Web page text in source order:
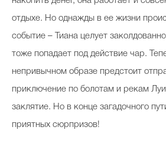
отдыхе. Но однажды в ее жизни
событие – Тиана целует
тоже попадает под действие чар.
непривычном образе предстоит
приключение по болотам и рекам
заклятие. Но в конце загадочного
приятных сюрпризов!